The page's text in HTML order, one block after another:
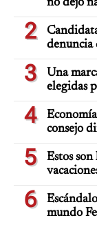
no dejó
2
denuncia
3
Una
elegidas
4
consejo
5
Estos
6
mundo